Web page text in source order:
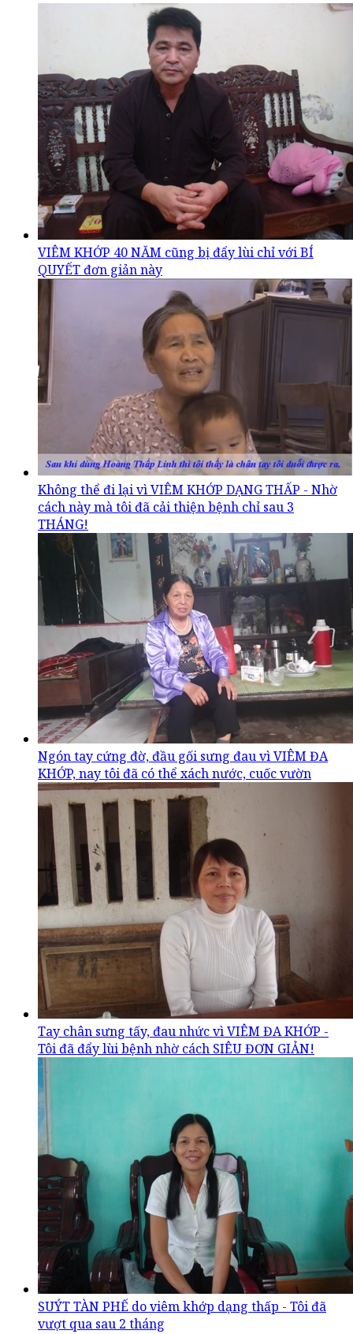
VIÊM KHỚP 40 NĂM cũng bị đẩy lùi chỉ với BÍ
QUYẾT đơn giản này
Không thể đi lại vì VIÊM KHỚP DẠNG THẤP - Nhờ
cách này mà tôi đã cải thiện bệnh chỉ sau 3
THÁNG!
Ngón tay cứng đờ, đầu gối sưng đau vì VIÊM ĐA
KHỚP, nay tôi đã có thể xách nước, cuốc vườn
Tay chân sưng tấy, đau nhức vì VIÊM ĐA KHỚP -
Tôi đã đẩy lùi bệnh nhờ cách SIÊU ĐƠN GIẢN!
SUÝT TÀN PHẾ do viêm khớp dạng thấp - Tôi đã
vượt qua sau 2 tháng